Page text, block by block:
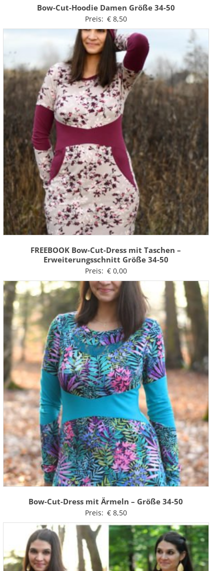
Bow-Cut-Hoodie Damen Größe 34-50
Preis: €8,50
FREEBOOK Bow-Cut-Dress mit Taschen –
Erweiterungsschnitt Größe 34-50
Preis: €0,00
Bow-Cut-Dress mit Ärmeln – Größe 34-50
Preis: €8,50